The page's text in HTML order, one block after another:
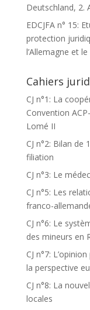
Deutschland, 2.
EDCJFA n° 15:
protection
l’Allemagne et
Cahiers
CJ n°1: La
Convention
Lomé II
CJ n°2: Bilan de
filiation
CJ n°3: Le
CJ n°5: Les
franco-
CJ n°6: Le
des mineurs en
CJ n°7:
la perspective
CJ n°8: La
locales